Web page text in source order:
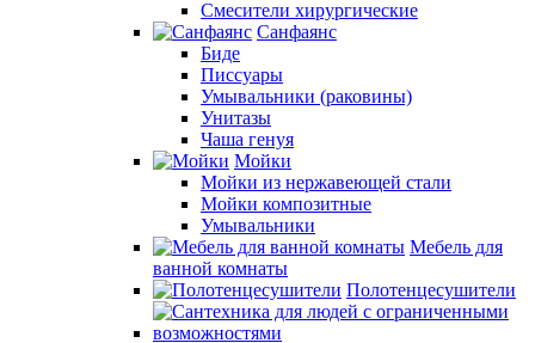
Смесители хирургические
Санфаянс
Биде
Писсуары
Умывальники (раковины)
Унитазы
Чаша генуя
Мойки
Мойки из нержавеющей стали
Мойки композитные
Умывальники
Мебель для
ванной комнаты
Полотенцесушители